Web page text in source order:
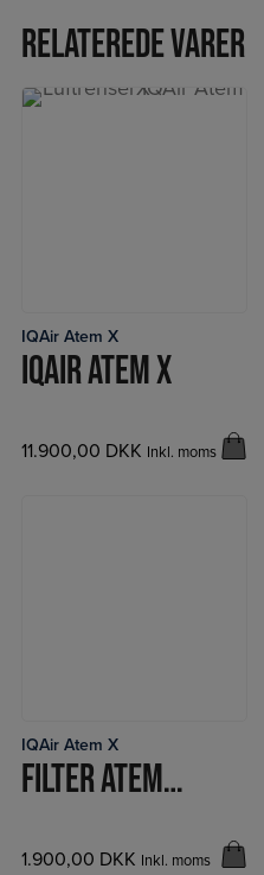
Relaterede varer
LÆS MERE
IQAir Atem X
IQAIR ATEM X
11.900,00 DKK Inkl. moms
LÆS MERE
IQAir Atem X
FILTER ATEM X HYPERHEPA
1.900,00 DKK Inkl. moms